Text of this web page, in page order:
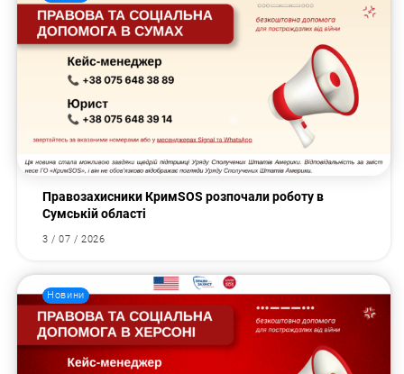
Правозахисники КримSOS розпочали роботу в
Сумській області
3 / 07 / 2026
Новини